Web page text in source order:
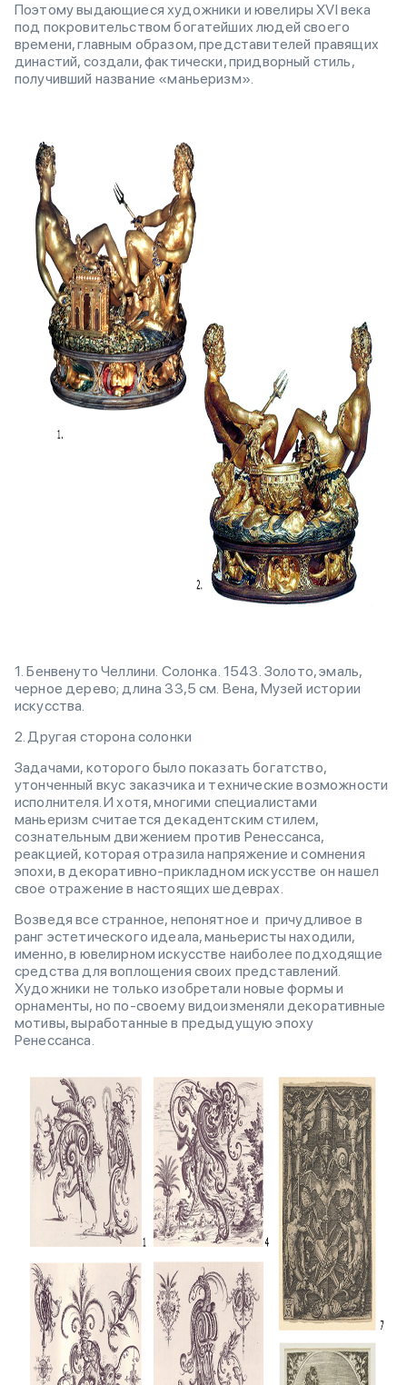
Поэтому выдающиеся художники и ювелиры XVI века
под покровительством богатейших людей своего
времени, главным образом, представителей правящих
династий, создали, фактически, придворный стиль,
получивший название «маньеризм».
1. Бенвенуто Челлини. Солонка. 1543. Золото, эмаль,
черное дерево; длина 33,5 см. Вена, Музей истории
искусства.
2. Другая сторона солонки
Задачами, которого было показать богатство,
утонченный вкус заказчика и технические возможности
исполнителя. И хотя, многими специалистами
маньеризм считается декадентским стилем,
сознательным движением против Ренессанса,
реакцией, которая отразила напряжение и сомнения
эпохи, в декоративно-прикладном искусстве он нашел
свое отражение в настоящих шедеврах.
Возведя все странное, непонятное и причудливое в
ранг эстетического идеала, маньеристы находили,
именно, в ювелирном искусстве наиболее подходящие
средства для воплощения своих представлений.
Художники не только изобретали новые формы и
орнаменты, но по-своему видоизменяли декоративные
мотивы, выработанные в предыдущую эпоху
Ренессанса.